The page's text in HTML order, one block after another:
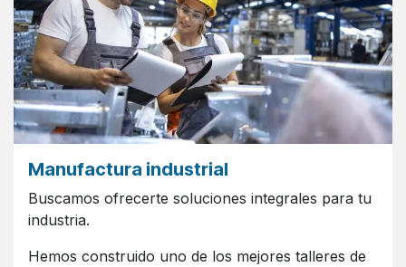
Manufactura industrial
Buscamos ofrecerte soluciones integrales para tu
industria.
Hemos construido uno de los mejores talleres de